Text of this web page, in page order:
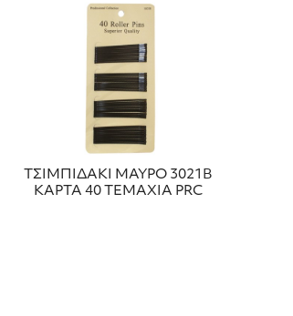
ΤΣΙΜΠΙΔΑΚΙ ΜΑΥΡΟ 3021Β
ΚΑΡΤΑ 40 ΤΕΜΑΧΙΑ PRC